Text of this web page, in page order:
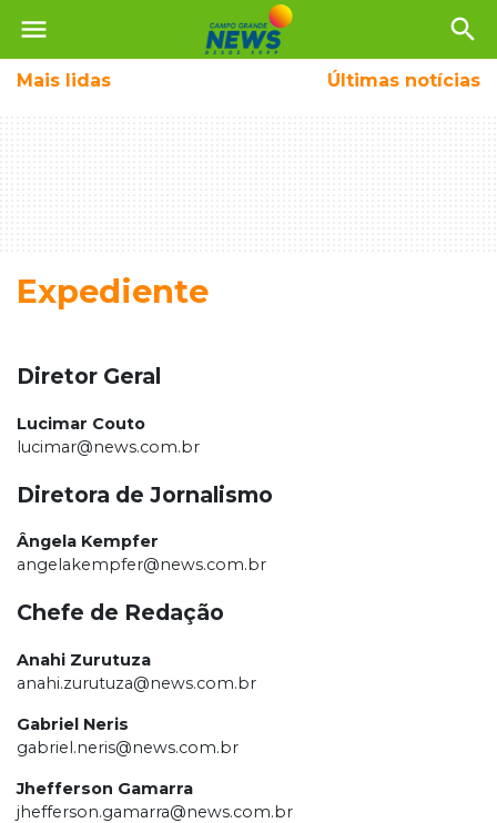
menu search
Mais lidas Últimas notícias
Expediente
Diretor Geral
Lucimar Couto
lucimar@news.com.br
Diretora de Jornalismo
Ângela Kempfer
angelakempfer@news.com.br
Chefe de Redação
Anahi Zurutuza
anahi.zurutuza@news.com.br
Gabriel Neris
gabriel.neris@news.com.br
Jhefferson Gamarra
jhefferson.gamarra@news.com.br